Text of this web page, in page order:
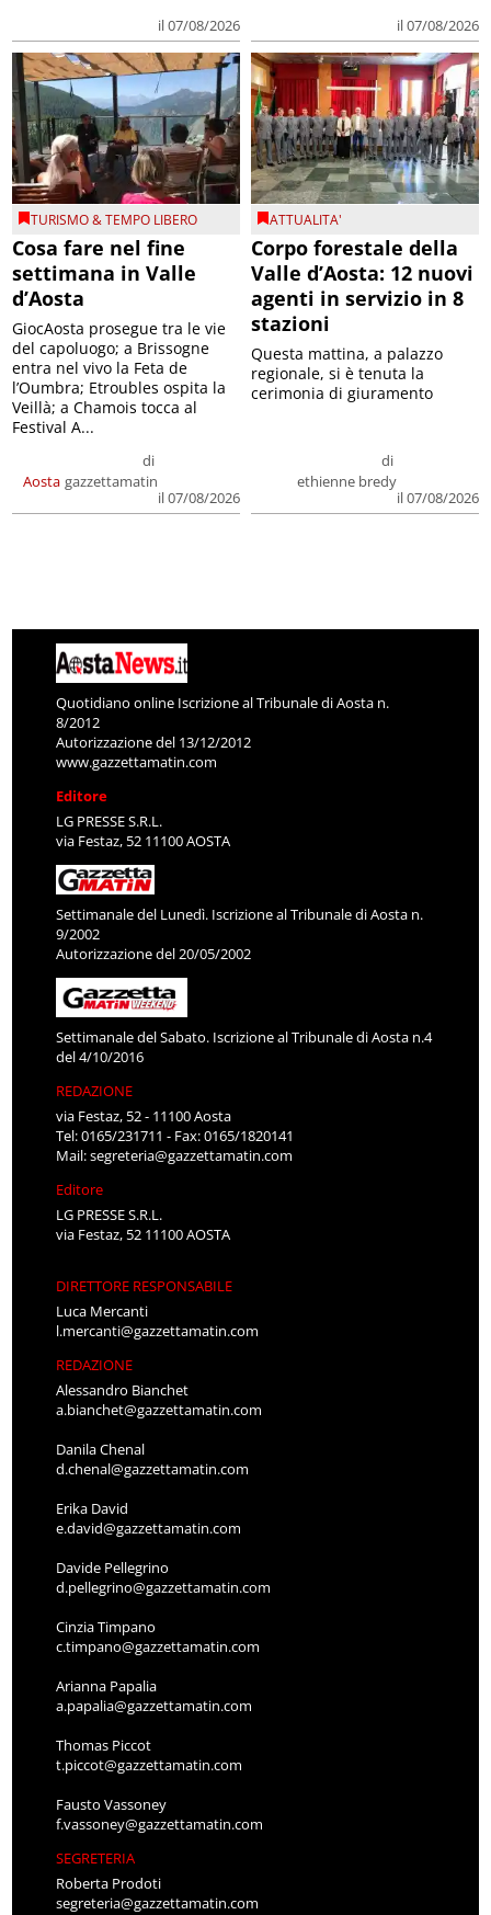
il 07/08/2026 il 07/08/2026
TURISMO & TEMPO LIBERO
Cosa fare nel fine
settimana in Valle
d’Aosta
Aosta
di
gazzettamatin
il 07/08/2026
GiocAosta prosegue tra le vie
del capoluogo; a Brissogne
entra nel vivo la Feta de
l’Oumbra; Etroubles ospita la
Veillà; a Chamois tocca al
Festival A...
ATTUALITA'
Corpo forestale della
Valle d’Aosta: 12 nuovi
agenti in servizio in 8
stazioni
di
ethienne bredy
il 07/08/2026
Questa mattina, a palazzo
regionale, si è tenuta la
cerimonia di giuramento
Quotidiano online Iscrizione al Tribunale di Aosta n.
8/2012
Autorizzazione del 13/12/2012
www.gazzettamatin.com
Editore
LG PRESSE S.R.L.
via Festaz, 52 11100 AOSTA
Settimanale del Lunedì. Iscrizione al Tribunale di Aosta n.
9/2002
Autorizzazione del 20/05/2002
Settimanale del Sabato. Iscrizione al Tribunale di Aosta n.4
del 4/10/2016
REDAZIONE
via Festaz, 52 - 11100 Aosta
Tel: 0165/231711 - Fax: 0165/1820141
Mail:segreteria@gazzettamatin.com
Editore
LG PRESSE S.R.L.
via Festaz, 52 11100 AOSTA
DIRETTORE RESPONSABILE
Luca Mercanti
l.mercanti@gazzettamatin.com
REDAZIONE
Alessandro Bianchet
a.bianchet@gazzettamatin.com
Danila Chenal
d.chenal@gazzettamatin.com
Erika David
e.david@gazzettamatin.com
Davide Pellegrino
d.pellegrino@gazzettamatin.com
Cinzia Timpano
c.timpano@gazzettamatin.com
Arianna Papalia
a.papalia@gazzettamatin.com
Thomas Piccot
t.piccot@gazzettamatin.com
Fausto Vassoney
f.vassoney@gazzettamatin.com
SEGRETERIA
Roberta Prodoti
segreteria@gazzettamatin.com